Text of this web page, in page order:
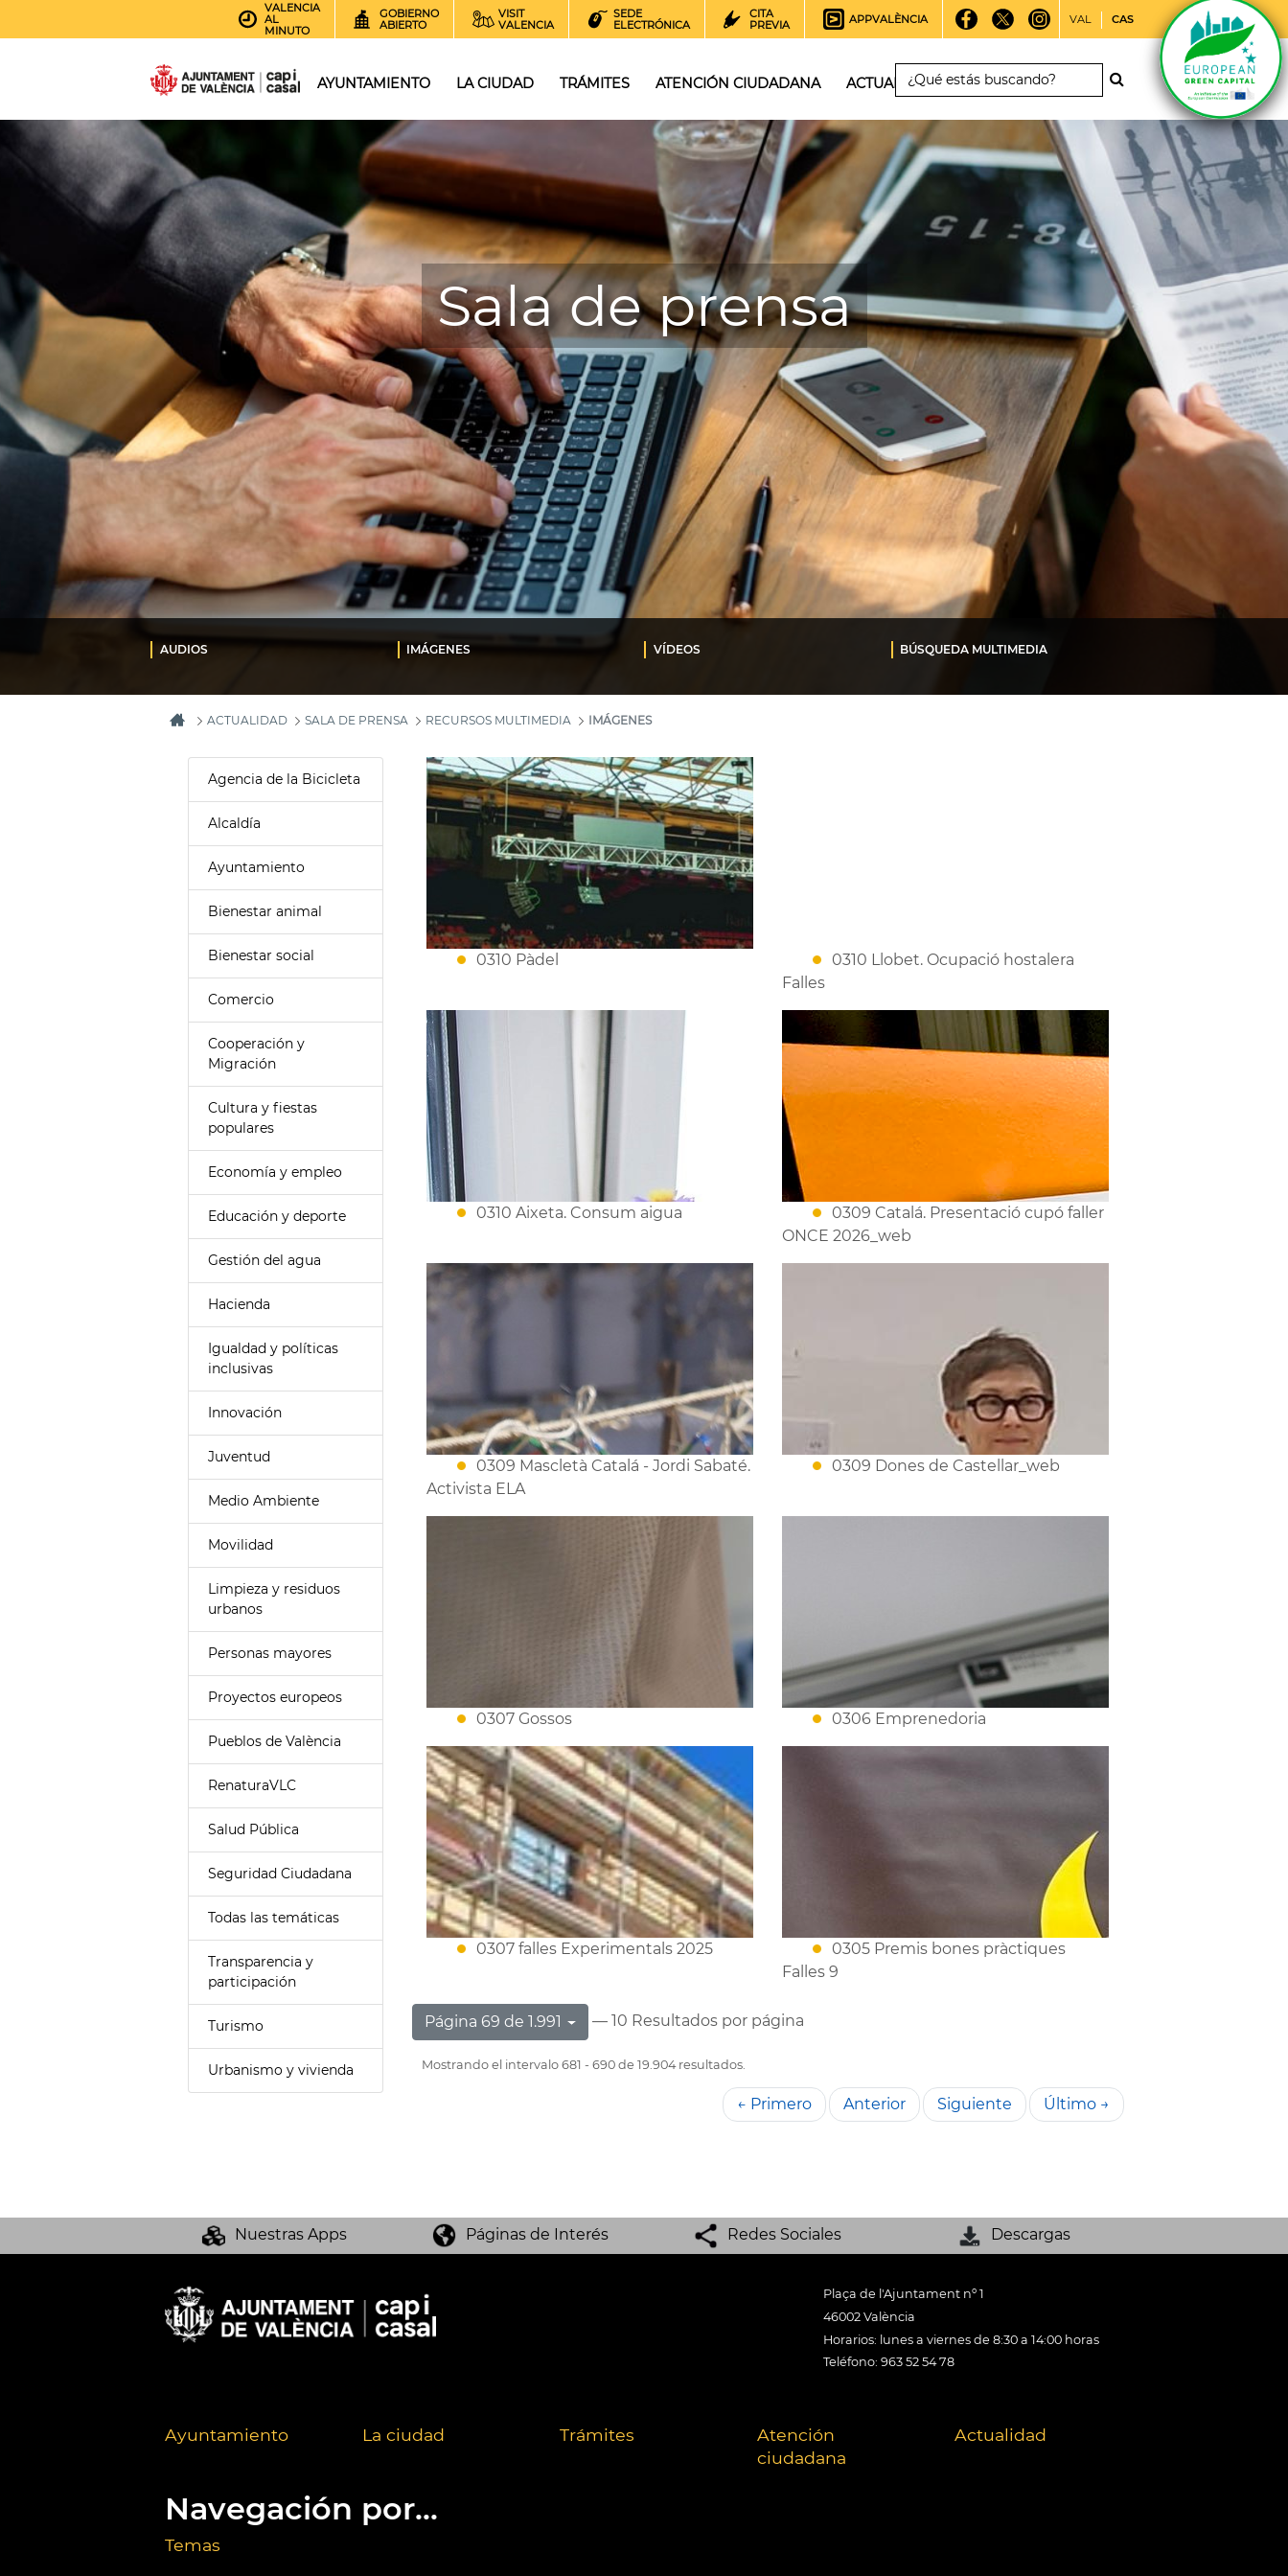
VALENCIA
AL
MINUTO
GOBIERNO
ABIERTO
VISIT
VALENCIA
SEDE
ELECTRÓNICA
CITA
PREVIA
APPVALÈNCIA VAL CAS
AYUNTAMIENTO LA CIUDAD TRÁMITES ATENCIÓN CIUDADANA ACTUALIDAD
Sala de prensa
AUDIOS IMÁGENES VÍDEOS BÚSQUEDA MULTIMEDIA
ACTUALIDAD SALA DE PRENSA RECURSOS MULTIMEDIA IMÁGENES
Agencia de la Bicicleta
Alcaldía
Ayuntamiento
Bienestar animal
Bienestar social
Comercio
Cooperación y
Migración
Cultura y fiestas
populares
Economía y empleo
Educación y deporte
Gestión del agua
Hacienda
Igualdad y políticas
inclusivas
Innovación
Juventud
Medio Ambiente
Movilidad
Limpieza y residuos
urbanos
Personas mayores
Proyectos europeos
Pueblos de València
RenaturaVLC
Salud Pública
Seguridad Ciudadana
Todas las temáticas
Transparencia y
participación
Turismo
Urbanismo y vivienda
0310 Pàdel
0310 Llobet. Ocupació hostalera
Falles
0310 Aixeta. Consum aigua
0309 Catalá. Presentació cupó faller
ONCE 2026_web
0309 Mascletà Catalá - Jordi Sabaté.
Activista ELA
0309 Dones de Castellar_web
0307 Gossos 0306 Emprenedoria
0307 falles Experimentals 2025
0305 Premis bones pràctiques
Falles 9
Página 69 de 1.991 — 10 Resultados por página
Mostrando el intervalo 681 - 690 de 19.904 resultados.
← Primero Anterior Siguiente Último →
Nuestras Apps Páginas de Interés Redes Sociales Descargas
Plaça de l'Ajuntament nº 1
46002 València
Horarios: lunes a viernes de 8:30 a 14:00 horas
Teléfono: 963 52 54 78
Ayuntamiento La ciudad Trámites
Atención
ciudadana
Actualidad
Navegación por...
Temas